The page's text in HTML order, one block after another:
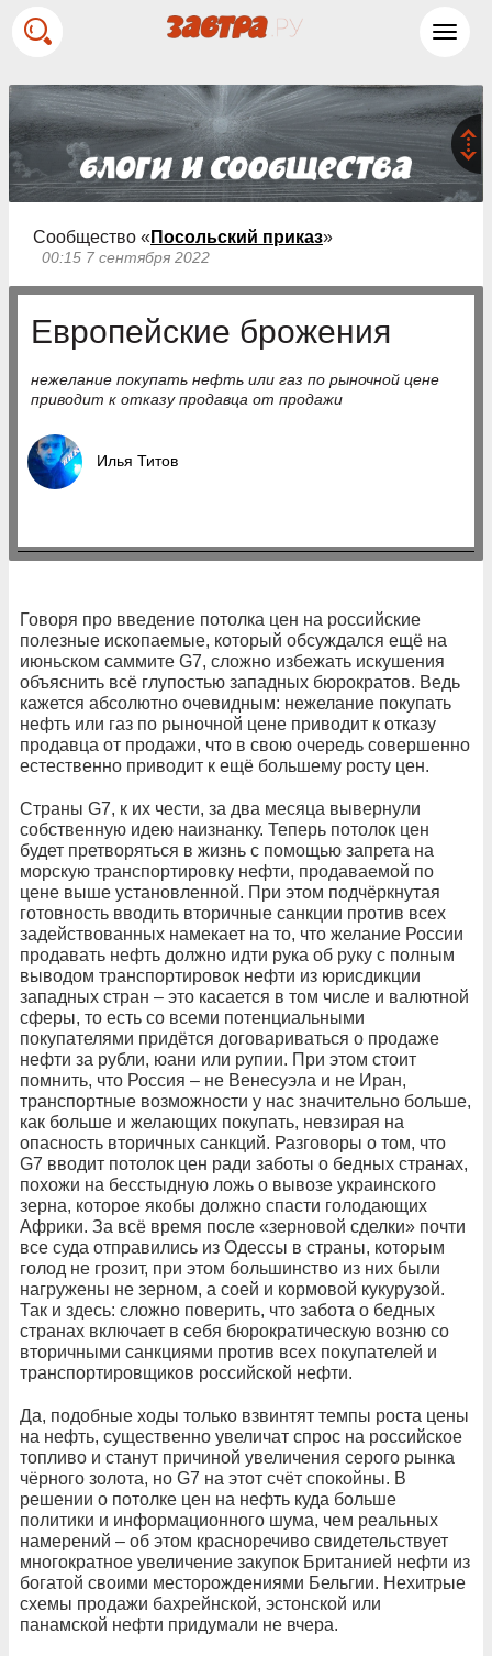
Сообщество « Посольский приказ»
00:15 7 сентября 2022
Европейские брожения
нежелание покупать нефть или газ по рыночной цене
приводит к отказу продавца от продажи
Илья Титов
Говоря про введение потолка цен на российские
полезные ископаемые, который обсуждался ещё на
июньском саммите G7, сложно избежать искушения
объяснить всё глупостью западных бюрократов. Ведь
кажется абсолютно очевидным: нежелание покупать
нефть или газ по рыночной цене приводит к отказу
продавца от продажи, что в свою очередь совершенно
естественно приводит к ещё большему росту цен.
Страны G7, к их чести, за два месяца вывернули
собственную идею наизнанку. Теперь потолок цен
будет претворяться в жизнь с помощью запрета на
морскую транспортировку нефти, продаваемой по
цене выше установленной. При этом подчёркнутая
готовность вводить вторичные санкции против всех
задействованных намекает на то, что желание России
продавать нефть должно идти рука об руку с полным
выводом транспортировок нефти из юрисдикции
западных стран – это касается в том числе и валютной
сферы, то есть со всеми потенциальными
покупателями придётся договариваться о продаже
нефти за рубли, юани или рупии. При этом стоит
помнить, что Россия – не Венесуэла и не Иран,
транспортные возможности у нас значительно больше,
как больше и желающих покупать, невзирая на
опасность вторичных санкций. Разговоры о том, что
G7 вводит потолок цен ради заботы о бедных странах,
похожи на бесстыдную ложь о вывозе украинского
зерна, которое якобы должно спасти голодающих
Африки. За всё время после «зерновой сделки» почти
все суда отправились из Одессы в страны, которым
голод не грозит, при этом большинство из них были
нагружены не зерном, а соей и кормовой кукурузой.
Так и здесь: сложно поверить, что забота о бедных
странах включает в себя бюрократическую возню со
вторичными санкциями против всех покупателей и
транспортировщиков российской нефти.
Да, подобные ходы только взвинтят темпы роста цены
на нефть, существенно увеличат спрос на российское
топливо и станут причиной увеличения серого рынка
чёрного золота, но G7 на этот счёт спокойны. В
решении о потолке цен на нефть куда больше
политики и информационного шума, чем реальных
намерений – об этом красноречиво свидетельствует
многократное увеличение закупок Британией нефти из
богатой своими месторождениями Бельгии. Нехитрые
схемы продажи бахрейнской, эстонской или
панамской нефти придумали не вчера.